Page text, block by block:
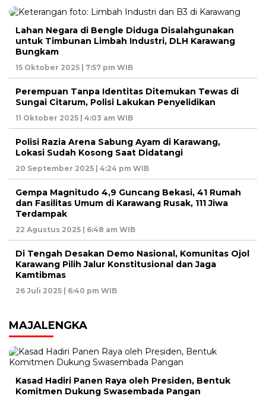
Lahan Negara di Bengle Diduga Disalahgunakan
untuk Timbunan Limbah Industri, DLH Karawang
Bungkam
15 Oktober 2025 | 7:57 pm WIB
Perempuan Tanpa Identitas Ditemukan Tewas di
Sungai Citarum, Polisi Lakukan Penyelidikan
11 Oktober 2025 | 4:03 am WIB
Polisi Razia Arena Sabung Ayam di Karawang,
Lokasi Sudah Kosong Saat Didatangi
20 September 2025 | 4:24 pm WIB
Gempa Magnitudo 4,9 Guncang Bekasi, 41 Rumah
dan Fasilitas Umum di Karawang Rusak, 111 Jiwa
Terdampak
22 Agustus 2025 | 6:48 am WIB
Di Tengah Desakan Demo Nasional, Komunitas Ojol
Karawang Pilih Jalur Konstitusional dan Jaga
Kamtibmas
26 Juli 2025 | 6:40 pm WIB
MAJALENGKA
Kasad Hadiri Panen Raya oleh Presiden, Bentuk
Komitmen Dukung Swasembada Pangan